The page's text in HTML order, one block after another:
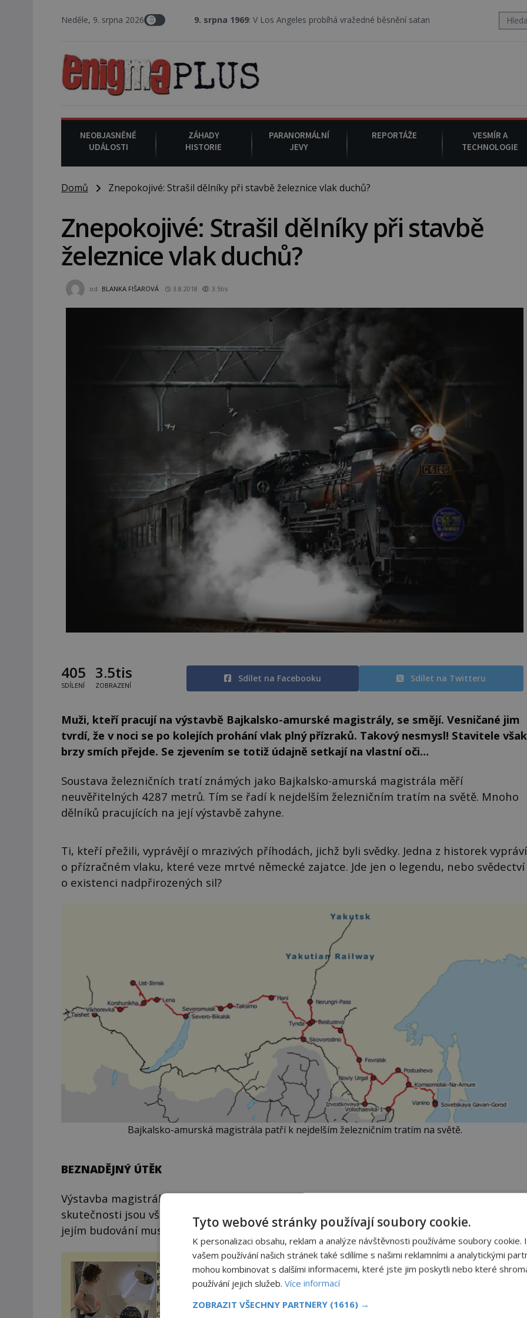
Neděle, 9. srpna 20269. srpna 1969 : V Los Angeles probíhá vražedné běsnění satanistického gangu vedeného Charlesem
NEOBJASNĚNÉ
UDÁLOSTI
ZÁHADY
HISTORIE
PARANORMÁLNÍ
JEVY
REPORTÁŽE
VESMÍR A
TECHNOLOGIE
Domů Znepokojivé: Strašil dělníky při stavbě železnice vlak duchů?
Znepokojivé: Strašil dělníky při stavbě
železnice vlak duchů?
od BLANKA FIŠAROVÁ 3.8.2018 3.5tis
405
SDÍLENÍ
3.5tis
ZOBRAZENÍ
Sdílet na Facebooku Sdílet na Twitteru
Muži, kteří pracují na výstavbě Bajkalsko-amurské magistrály, se smějí. Vesničané jim
tvrdí, že v noci se po kolejích prohání vlak plný přízraků. Takový nesmysl! Stavitele však
brzy smích přejde. Se zjevením se totiž údajně setkají na vlastní oči…
Soustava železničních tratí známých jako Bajkalsko-amurská magistrála měří
neuvěřitelných 4287 metrů. Tím se řadí k nejdelším železničním tratím na světě. Mnoho
dělníků pracujících na její výstavbě zahyne.
Ti, kteří přežili, vyprávějí o mrazivých příhodách, jichž byli svědky. Jedna z historek vypráví
o přízračném vlaku, které veze mrtvé německé zajatce. Jde jen o legendu, nebo svědectví
o existenci nadpřirozených sil?
Bajkalsko-amurská magistrála patří k nejdelším železničním tratím na světě.
BEZNADĚJNÝ ÚTĚK
Výstavba magistrály oficiálně začne až v sedmdesátých letech minulého století. Ve
skutečnosti jsou však její základy položeny již během druhé světové války. Tehdy se na
jejím budování musejí nedobrovolně podílet němečtí zajatci.
Neinvazivní léčba nejen
Parkinsonovy choroby
pomocí ultrazvukové
„helmy“
Ke zmírnění třesu, který
doprovází Parkinsonovu
Obraz s andělem chrání
náš dům
Tyto webové stránky používají soubory cookie.
K personalizaci obsahu, reklam a analýze návštěvnosti používáme soubory cookie.
vašem používání našich stránek také sdílíme s našimi reklamními a analytickými
mohou kombinovat s dalšími informacemi, které jste jim poskytli nebo které
používání jejich služeb. Více informací
ZOBRAZIT VŠECHNY PARTNERY (1616) →